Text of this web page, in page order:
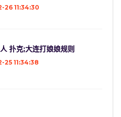
26 11:34:30
扑克;大连打娘娘规则
25 11:34:38